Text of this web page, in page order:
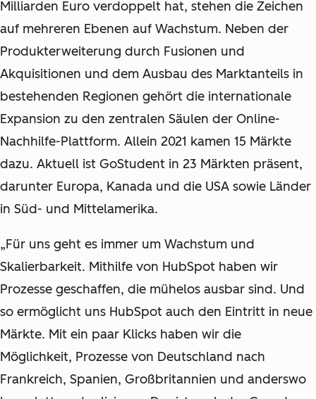
Milliarden Euro verdoppelt hat, stehen die Zeichen
auf mehreren Ebenen auf Wachstum. Neben der
Produkterweiterung durch Fusionen und
Akquisitionen und dem Ausbau des Marktanteils in
bestehenden Regionen gehört die internationale
Expansion zu den zentralen Säulen der Online-
Nachhilfe-Plattform. Allein 2021 kamen 15 Märkte
dazu. Aktuell ist GoStudent in 23 Märkten präsent,
darunter Europa, Kanada und die USA sowie Länder
in Süd- und Mittelamerika.
„Für uns geht es immer um Wachstum und
Skalierbarkeit. Mithilfe von HubSpot haben wir
Prozesse geschaffen, die mühelos ausbar sind. Und
so ermöglicht uns HubSpot auch den Eintritt in neue
Märkte. Mit ein paar Klicks haben wir die
Möglichkeit, Prozesse von Deutschland nach
Frankreich, Spanien, Großbritannien und anderswo